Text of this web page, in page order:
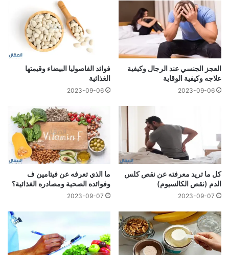
العجز الجنسي عند الرجال وكيفية
علاجه وكيفية الوقاية
2023-09-06
فوائد الفاصوليا البيضاء وقيمتها
الغذائية
2023-09-06
كل ما تريد معرفته عن نقص كلس
الدم (نقص الكالسيوم)
2023-09-07
ما الذي تعرفه عن فيتامين ف
وفوائده الصحية ومصادره الغذائية؟
2023-09-07